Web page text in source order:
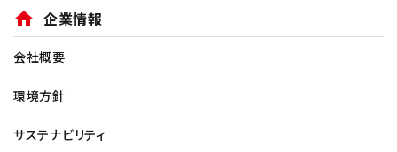
home 企業情報
会社概要
環境方針
サステナビリティ